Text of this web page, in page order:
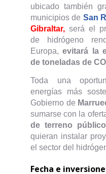
ubicado también
municipios de San
Gibraltar, será el
de hidrógeno
Europa, evitará la
de toneladas de
Toda una
energías más
Gobierno de
sumarse con la
de terreno público
quieran instalar
el sector del
Fecha e